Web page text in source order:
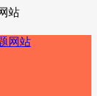
站